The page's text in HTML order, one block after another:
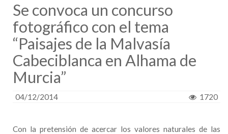
Se convoca un concurso
fotográfico con el tema
“Paisajes de la Malvasía
Cabeciblanca en Alhama de
Murcia”
04/12/2014 1720
Con la pretensión de acercar los valores naturales de las